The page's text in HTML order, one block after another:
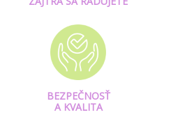
BEZPEČNOSŤ
A KVALITA